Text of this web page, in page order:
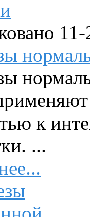
к
...